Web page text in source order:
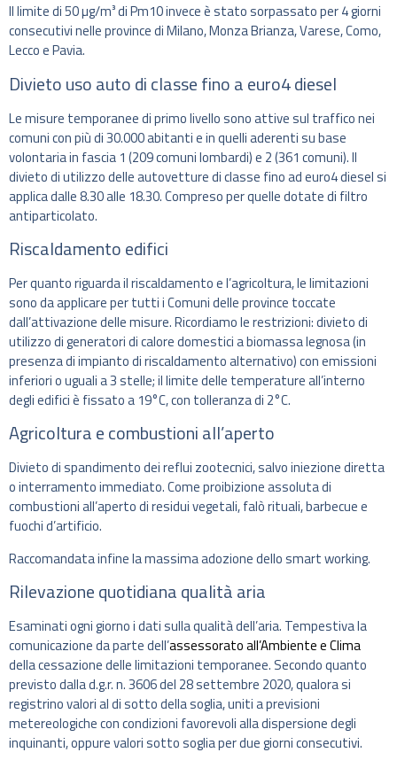
Il limite di 50 µg/m³ di Pm10 invece è stato sorpassato per 4 giorni
consecutivi nelle province di Milano, Monza Brianza, Varese, Como,
Lecco e Pavia.
Divieto uso auto di classe fino a euro4 diesel
Le misure temporanee di primo livello sono attive sul traffico nei
comuni con più di 30.000 abitanti e in quelli aderenti su base
volontaria in fascia 1 (209 comuni lombardi) e 2 (361 comuni). Il
divieto di utilizzo delle autovetture di classe fino ad euro4 diesel si
applica dalle 8.30 alle 18.30. Compreso per quelle dotate di filtro
antiparticolato.
Riscaldamento edifici
Per quanto riguarda il riscaldamento e l’agricoltura, le limitazioni
sono da applicare per tutti i Comuni delle province toccate
dall’attivazione delle misure. Ricordiamo le restrizioni: divieto di
utilizzo di generatori di calore domestici a biomassa legnosa (in
presenza di impianto di riscaldamento alternativo) con emissioni
inferiori o uguali a 3 stelle; il limite delle temperature all’interno
degli edifici è fissato a 19°C, con tolleranza di 2°C.
Agricoltura e combustioni all’aperto
Divieto di spandimento dei reflui zootecnici, salvo iniezione diretta
o interramento immediato. Come proibizione assoluta di
combustioni all’aperto di residui vegetali, falò rituali, barbecue e
fuochi d’artificio.
Raccomandata infine la massima adozione dello smart working.
Rilevazione quotidiana qualità aria
Esaminati ogni giorno i dati sulla qualità dell’aria. Tempestiva la
comunicazione da parte dell’assessorato all’Ambiente e Clima
della cessazione delle limitazioni temporanee. Secondo quanto
previsto dalla d.g.r. n. 3606 del 28 settembre 2020, qualora si
registrino valori al di sotto della soglia, uniti a previsioni
metereologiche con condizioni favorevoli alla dispersione degli
inquinanti, oppure valori sotto soglia per due giorni consecutivi.